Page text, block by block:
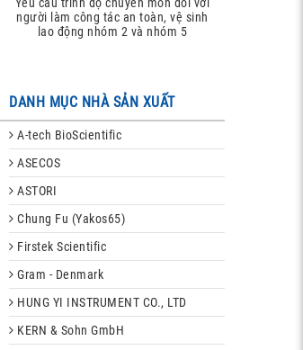
vệ sinh
hiện hành (năm 2025)
DANH MỤC NHÀ SẢN XUẤT
A-tech BioScientific
ASECOS
ASTORI
Chung Fu (Yakos65)
Firstek Scientific
Gram - Denmark
HUNG YI INSTRUMENT CO., LTD
KERN & Sohn GmbH